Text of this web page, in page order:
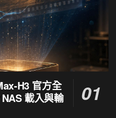
H3 官方全
載入與輸